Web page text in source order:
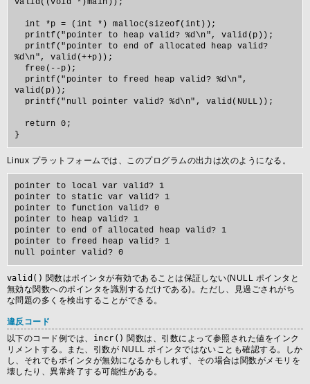
valid((void *)main));
%d\n", valid(++p));
valid(p));
Linux プラットフォームでは、このプログラムの出力は次のようになる。
pointer to local var valid? 1
pointer to static var valid? 1
pointer to function valid? 0
pointer to heap valid? 1
pointer to end of allocated heap valid? 1
pointer to freed heap valid? 1
valid() 関数はポインタが有効であることは保証しない(NULL ポインタと
無効な関数へのポインタを識別するだけである)。ただし、見過ごされがち
な問題の多くを検出することができる。
違反コード
以下のコード例では、 incr() 関数は、引数によって参照された値をインク
リメントする。また、引数が NULL ポインタではないことも確認する。しか
し、それでもポインタが無効になるかもしれず、その場合は関数がメモリを
壊したり、異常終了する可能性がある。